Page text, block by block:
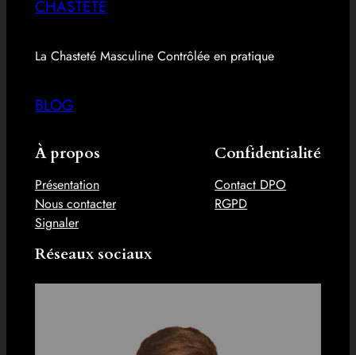
CHASTETE
La Chasteté Masculine Contrôlée en pratique
BLOG
À propos
Présentation
Nous contacter
Signaler
Confidentialité
Contact DPO
RGPD
Réseaux sociaux